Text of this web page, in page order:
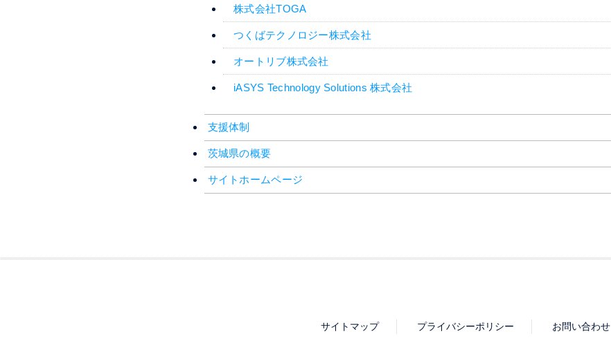
株式会社TOGA
つくばテクノロジー株式会社
オートリブ株式会社
iASYS Technology Solutions 株式会社
支援体制
茨城県の概要
サイトホームページ
サイトマップ プライバシーポリシー お問い合わせ